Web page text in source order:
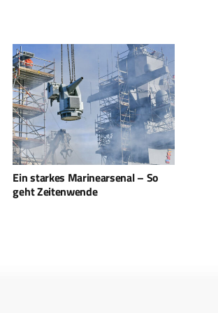
Neue Sensorik für die Luftwaffe –
Litening 5 kommt